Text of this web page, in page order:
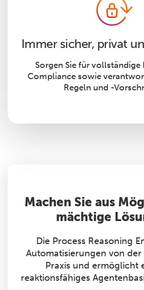
Immer sicher, privat
Sorgen Sie für vollständige
Compliance sowie
Regeln und -
Machen Sie aus
mächtige
Die Process Reasoning
Automatisierungen von
Praxis und ermöglicht
reaktionsfähiges